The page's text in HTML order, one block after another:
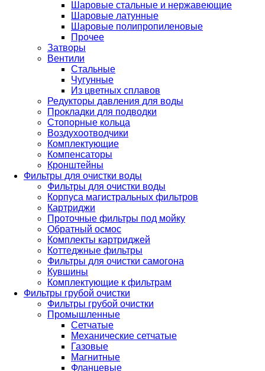
Шаровые стальные и нержавеющие
Шаровые латунные
Шаровые полипропиленовые
Прочее
Затворы
Вентили
Стальные
Чугунные
Из цветных сплавов
Редукторы давления для воды
Прокладки для подводки
Стопорные кольца
Воздухоотводчики
Комплектующие
Компенсаторы
Кронштейны
Фильтры для очистки воды
Фильтры для очистки воды
Корпуса магистральных фильтров
Картриджи
Проточные фильтры под мойку
Обратный осмос
Комплекты картриджей
Коттеджные фильтры
Фильтры для очистки самогона
Кувшины
Комплектующие к фильтрам
Фильтры грубой очистки
Фильтры грубой очистки
Промышленные
Сетчатые
Механические сетчатые
Газовые
Магнитные
Фланцевые